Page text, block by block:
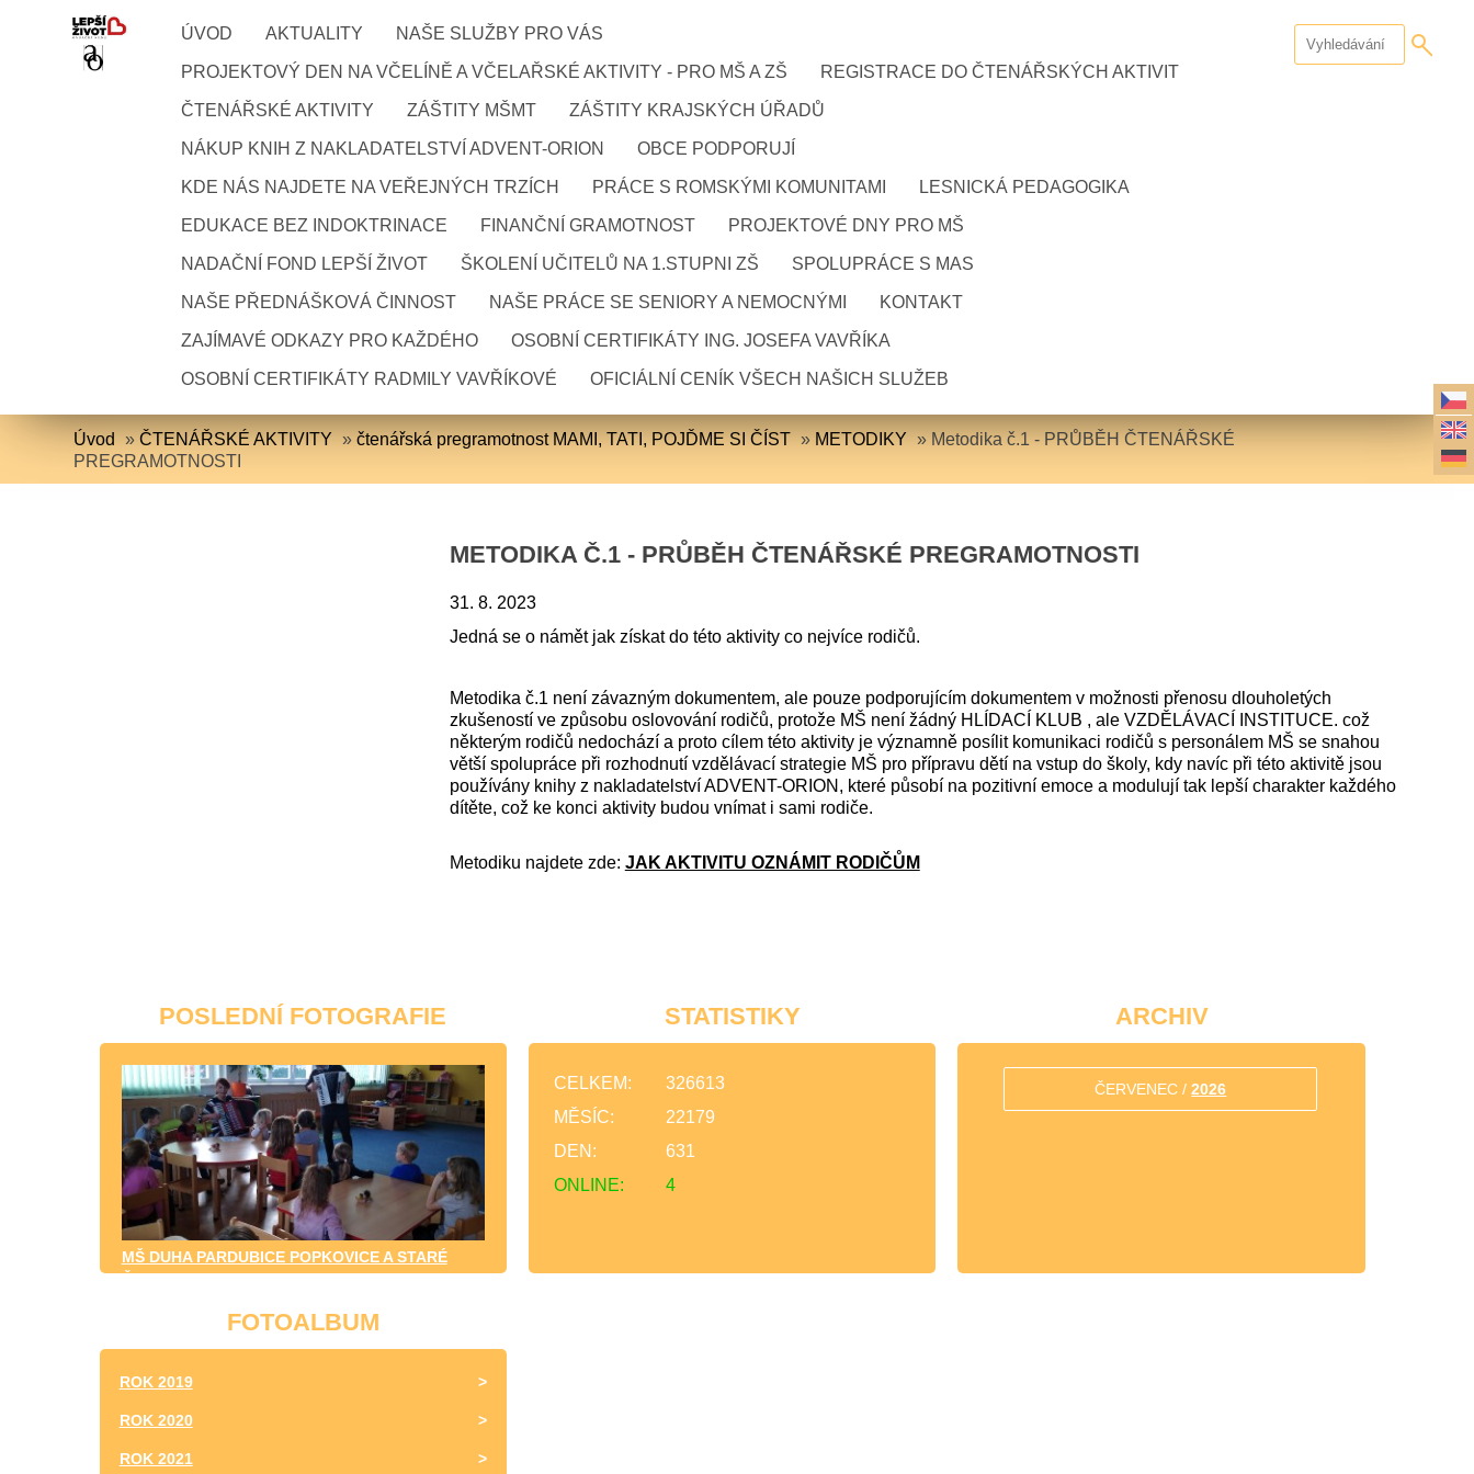
ÚVOD AKTUALITY NAŠE SLUŽBY PRO VÁS
PROJEKTOVÝ DEN NA VČELÍNĚ A VČELAŘSKÉ AKTIVITY - PRO MŠ A ZŠ REGISTRACE DO ČTENÁŘSKÝCH AKTIVIT
ČTENÁŘSKÉ AKTIVITY ZÁŠTITY MŠMT ZÁŠTITY KRAJSKÝCH ÚŘADŮ
NÁKUP KNIH Z NAKLADATELSTVÍ ADVENT-ORION OBCE PODPORUJÍ
KDE NÁS NAJDETE NA VEŘEJNÝCH TRZÍCH PRÁCE S ROMSKÝMI KOMUNITAMI LESNICKÁ PEDAGOGIKA
EDUKACE BEZ INDOKTRINACE FINANČNÍ GRAMOTNOST PROJEKTOVÉ DNY PRO MŠ
NADAČNÍ FOND LEPŠÍ ŽIVOT ŠKOLENÍ UČITELŮ NA 1.STUPNI ZŠ SPOLUPRÁCE S MAS
NAŠE PŘEDNÁŠKOVÁ ČINNOST NAŠE PRÁCE SE SENIORY A NEMOCNÝMI KONTAKT
ZAJÍMAVÉ ODKAZY PRO KAŽDÉHO OSOBNÍ CERTIFIKÁTY ING. JOSEFA VAVŘÍKA
OSOBNÍ CERTIFIKÁTY RADMILY VAVŘÍKOVÉ OFICIÁLNÍ CENÍK VŠECH NAŠICH SLUŽEB
Úvod »ČTENÁŘSKÉ AKTIVITY »čtenářská pregramotnost MAMI, TATI, POJĎME SI ČÍST » METODIKY » Metodika č.1 - PRŮBĚH ČTENÁŘSKÉ
PREGRAMOTNOSTI
METODIKA Č.1 - PRŮBĚH ČTENÁŘSKÉ PREGRAMOTNOSTI
31. 8. 2023
Jedná se o námět jak získat do této aktivity co nejvíce rodičů.
Metodika č.1 není závazným dokumentem, ale pouze podporujícím dokumentem v možnosti přenosu dlouholetých
zkušeností ve způsobu oslovování rodičů, protože MŠ není žádný HLÍDACÍ KLUB , ale VZDĚLÁVACÍ INSTITUCE. což
některým rodičů nedochází a proto cílem této aktivity je významně posílit komunikaci rodičů s personálem MŠ se snahou
větší spolupráce při rozhodnutí vzdělávací strategie MŠ pro přípravu dětí na vstup do školy, kdy navíc při této aktivitě jsou
používány knihy z nakladatelství ADVENT-ORION, které působí na pozitivní emoce a modulují tak lepší charakter každého
dítěte, což ke konci aktivity budou vnímat i sami rodiče.
Metodiku najdete zde: JAK AKTIVITU OZNÁMIT RODIČŮM
POSLEDNÍ FOTOGRAFIE
MŠ DUHA PARDUBICE POPKOVICE A STARÉ
ČIVICE
STATISTIKY
ONLINE: 4
CELKEM:
326613
MĚSÍC:
22179
DEN:
631
ARCHIV
ČERVENEC /2026
FOTOALBUM
ROK 2019
ROK 2020
ROK 2021